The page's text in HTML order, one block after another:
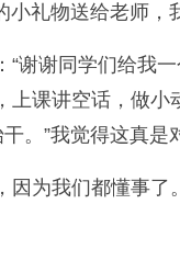
礼物送给老师
谢谢同学们给我
课讲空话，做
。”我觉得这真是
为我们都懂事了。